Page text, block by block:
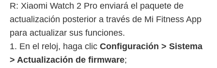
R: Xiaomi Watch 2 Pro enviará el paquete de
actualización posterior a través de Mi Fitness App
para actualizar sus funciones.
1. En el reloj, haga clicConfiguración > Sistema
> Actualización de firmware;